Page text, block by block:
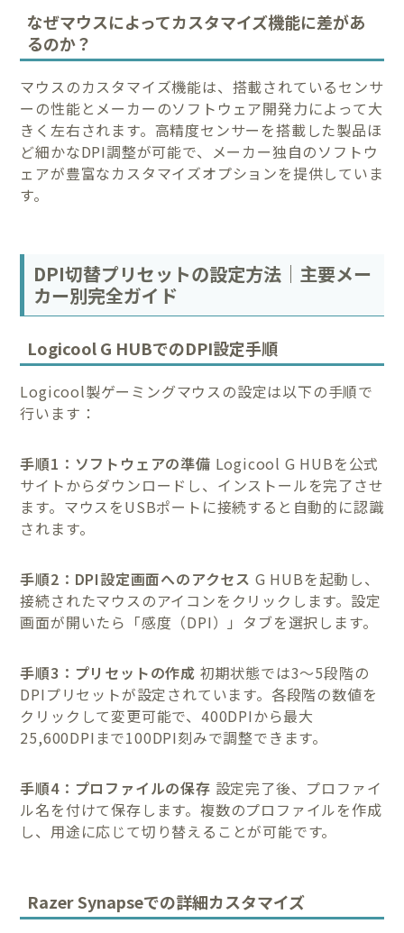
なぜマウスによってカスタマイズ機能に差があ
るのか？
マウスのカスタマイズ機能は、搭載されているセンサ
ーの性能とメーカーのソフトウェア開発力によって大
きく左右されます。高精度センサーを搭載した製品ほ
ど細かなDPI調整が可能で、メーカー独自のソフトウ
ェアが豊富なカスタマイズオプションを提供していま
す。
DPI切替プリセットの設定方法｜主要メー
カー別完全ガイド
Logicool G HUBでのDPI設定手順
Logicool製ゲーミングマウスの設定は以下の手順で
行います：
手順1：ソフトウェアの準備 Logicool G HUBを公式
サイトからダウンロードし、インストールを完了させ
ます。マウスをUSBポートに接続すると自動的に認識
されます。
手順2：DPI設定画面へのアクセス G HUBを起動し、
接続されたマウスのアイコンをクリックします。設定
画面が開いたら「感度（DPI）」タブを選択します。
手順3：プリセットの作成 初期状態では3〜5段階の
DPIプリセットが設定されています。各段階の数値を
クリックして変更可能で、400DPIから最大
25,600DPIまで100DPI刻みで調整できます。
手順4：プロファイルの保存 設定完了後、プロファイ
ル名を付けて保存します。複数のプロファイルを作成
し、用途に応じて切り替えることが可能です。
Razer Synapseでの詳細カスタマイズ